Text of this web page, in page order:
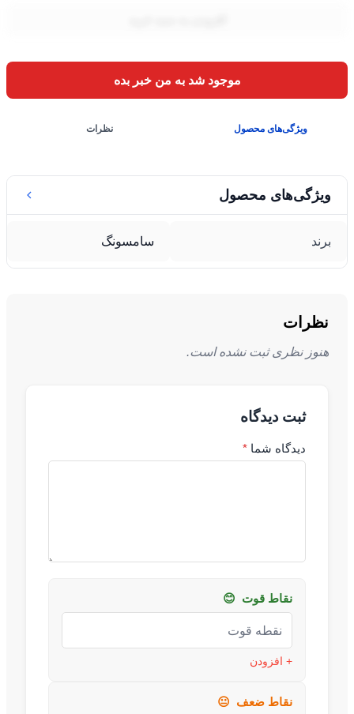
موجود شد به من خبر بده
ویژگی‌های محصول نظرات
ویژگی‌های محصول
برند سامسونگ
نظرات
هنوز نظری ثبت نشده است.
ثبت دیدگاه
دیدگاه شما *
نقاط قوت 😊
+ افزودن
نقاط ضعف 😐